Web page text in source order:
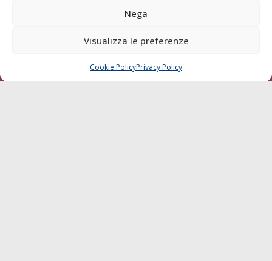
Nega
Visualizza le preferenze
Cookie PolicyPrivacy Policy
Diporto
Chi siamo
CHIAMA SCRIVI